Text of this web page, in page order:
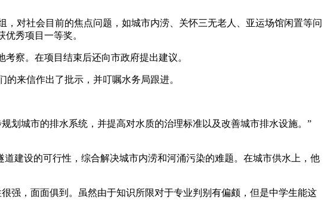
对社会目前的焦点问题，如城市内涝、关怀三无老人、亚运场馆闲置等问
秀项目一等奖。
察。在项目结束后还向市政府提出建议。
来信作出了批示，并叮嘱水务局跟进。
划城市的排水系统，并提高对水质的治理标准以及改善城市排水设施。”
建设的可行性，综合解决城市内涝和河涌污染的难题。在城市供水上，他
强，面面俱到。虽然由于知识所限对于专业判别有偏颇，但是中学生能这